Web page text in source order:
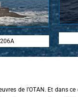
de l’OTAN. Et dans